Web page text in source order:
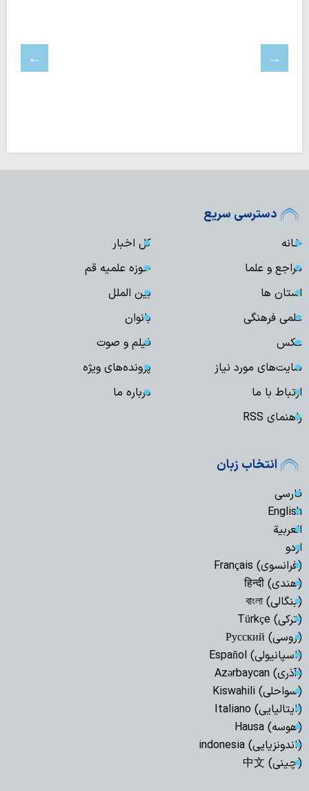
دسترسی سریع
خانه
کل اخبار
مراجع و علما
حوزه علمیه قم
استان ها
بین الملل
علمی فرهنگی
بانوان
عکس
فیلم و صوت
سایت‌های مورد نیاز
پرونده‌های ویژه
ارتباط با ما
درباره ما
راهنمای RSS
انتخاب زبان
فارسی
English
العربیة
اردو
(فرانسوی) Français
(هندی) हिन्दी
(بنگالی) বাংলা
(ترکی) Türkçe
(روسی) Русский
(اسپانیولی) Español
(آذری) Azərbaycan
(سواحلی) Kiswahili
(ایتالیایی) Italiano
(هوسه) Hausa
(اندونزیایی) indonesia
(چینی) 中文